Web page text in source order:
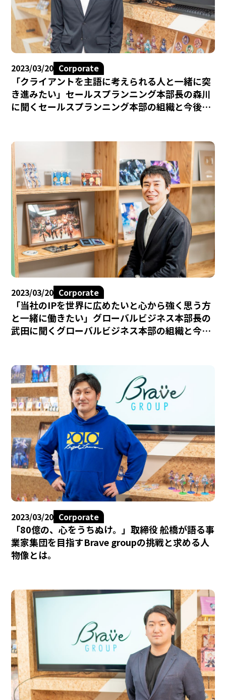
2023/03/20 Corporate
「クライアントを主語に考えられる人と一緒に突
き進みたい」セールスプランニング本部長の森川
に聞くセールスプランニング本部の組織と今後の
2023/03/20 Corporate
「当社のIPを世界に広めたいと心から強く思う方
と一緒に働きたい」グローバルビジネス本部長の
武田に聞くグローバルビジネス本部の組織と今後
2023/03/20 Corporate
「80億の、心をうちぬけ。」取締役 舩橋が語る事
業家集団を目指すBrave groupの挑戦と求める人
物像とは。